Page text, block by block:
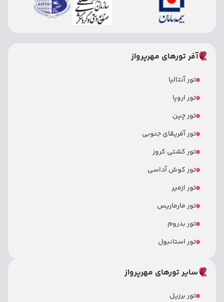
آفر تورهای مهرپرواز
تور آنتالیا
تور اروپا
تور چین
تور آفریقای جنوبی
تور کشتی کروز
تور کوش آداسی
تور ازمیر
تور مارماریس
تور بدروم
تور استانبول
سایر تورهای مهرپرواز
تور برزیل